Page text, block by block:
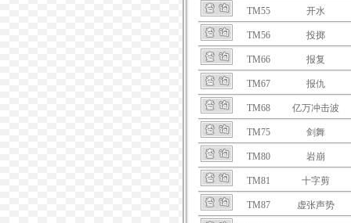
TM55 开水
TM56 投掷
TM66 报复
TM67 报仇
TM68 亿万冲击波
TM75 剑舞
TM80 岩崩
TM81 十字剪
TM87 虚张声势